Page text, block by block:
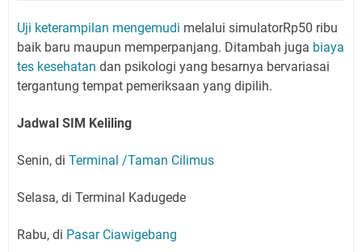
Uji keterampilan mengemudi melalui simulatorRp50 ribu
baik baru maupun memperpanjang. Ditambah juga biaya
tes kesehatan dan psikologi yang besarnya bervariasai
tergantung tempat pemeriksaan yang dipilih.
Jadwal SIM Keliling
Senin, di Terminal /Taman Cilimus
Selasa, di Terminal Kadugede
Rabu, di Pasar Ciawigebang